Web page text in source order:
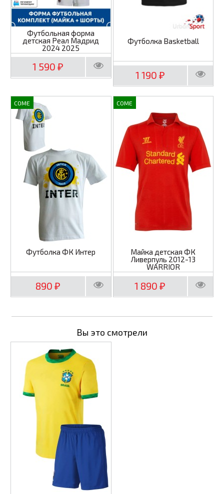
Футбольная форма
детская Реал Мадрид
2024 2025
1 590 ₽
Футболка Basketball
1 190 ₽
COME
Футболка ФК Интер
890 ₽
COME
Майка детская ФК
Ливерпуль 2012-13
WARRIOR
1 890₽
Вы это смотрели